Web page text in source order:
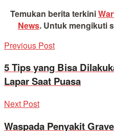
Temukan berita terkini
News. Untuk mengikuti
Previous Post
5 Tips yang Bisa
Lapar Saat Puasa
Next Post
Waspada Penyakit